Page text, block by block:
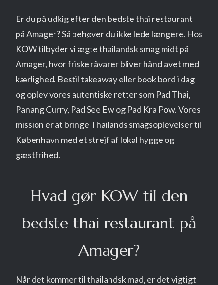
Er du på udkig efter den bedste thai restaurant
på Amager? Så behøver du ikke lede længere. Hos
KOW tilbyder vi ægte thailandsk smag midt på
Amager, hvor friske råvarer bliver håndlavet med
kærlighed. Bestil takeaway eller book bord i dag
og oplev vores autentiske retter som Pad Thai,
Panang Curry, Pad See Ew og Pad Kra Pow. Vores
mission er at bringe Thailands smagsoplevelser til
København med et strejf af lokal hygge og
gæstfrihed.
Hvad gør KOW til den
bedste thai restaurant på
Amager?
Når det kommer til thailandsk mad, er det vigtigt